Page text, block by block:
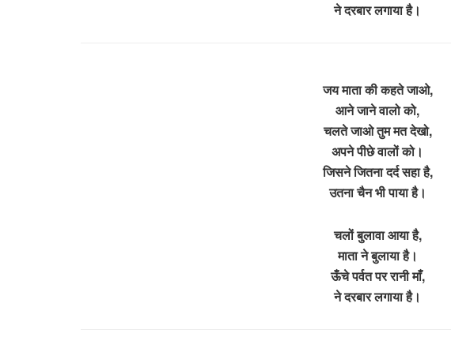
ने दरबार लगाया है।
जय माता की कहते जाओ,
आने जाने वालो को,
चलते जाओ तुम मत देखो,
अपने पीछे वालों को।
जिसने जितना दर्द सहा है,
उतना चैन भी पाया है।
चलों बुलावा आया है,
माता ने बुलाया है।
ऊँचे पर्वत पर रानी माँ,
ने दरबार लगाया है।